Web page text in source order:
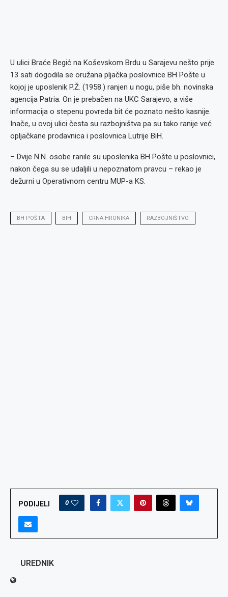
U ulici Braće Begić na Koševskom Brdu u Sarajevu nešto prije
13 sati dogodila se oružana pljačka poslovnice BH Pošte u
kojoj je uposlenik P.Ž. (1958.) ranjen u nogu, piše bh. novinska
agencija Patria. On je prebačen na UKC Sarajevo, a više
informacija o stepenu povreda bit će poznato nešto kasnije.
Inače, u ovoj ulici česta su razbojništva pa su tako ranije već
opljačkane prodavnica i poslovnica Lutrije BiH.
– Dvije N.N. osobe ranile su uposlenika BH Pošte u poslovnici,
nakon čega su se udaljili u nepoznatom pravcu – rekao je
dežurni u Operativnom centru MUP-a KS.
BH POŠTA BIH CRNA HRONIKA RAZBOJNIŠTVO
PODIJELI 0
UREDNIK